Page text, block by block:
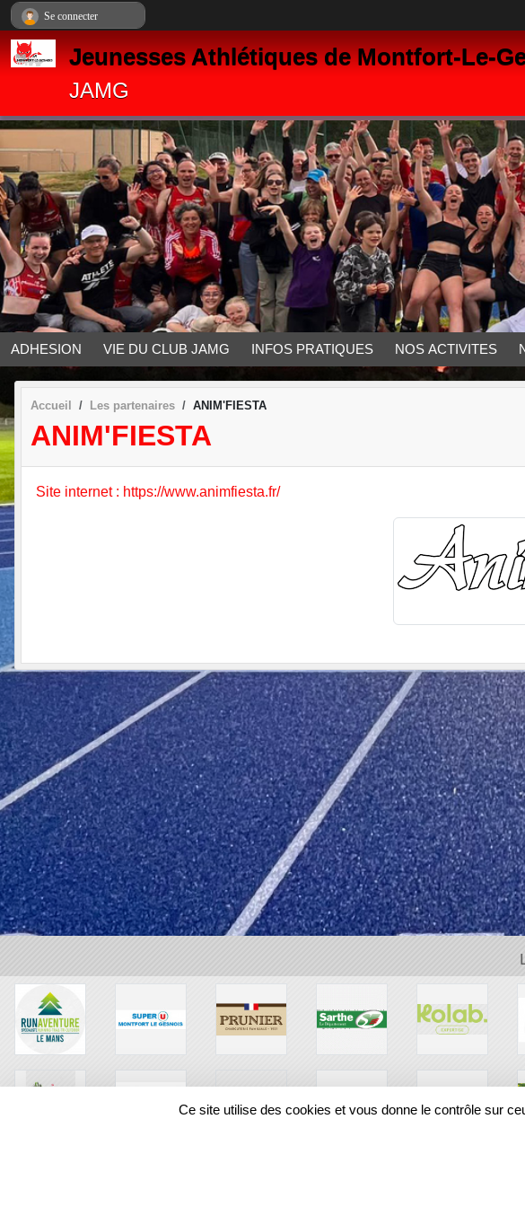
Jeunesses Athlétiques de Montfort-Le-
JAMG
ADHESION VIE DU CLUB JAMG INFOS PRATIQUES NOS ACTIVITES
Accueil Les partenaires ANIM'FIESTA
ANIM'FIESTA
Site internet : https://www.animfiesta.fr/
Se connecter
Panneau de gestion des cookies
Ce site utilise des cookies et vous donne le contrôle sur